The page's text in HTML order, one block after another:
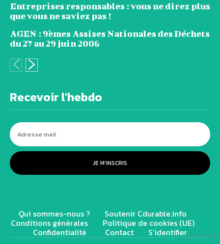
Entreprises responsables : vous ne direz plus
que vous ne saviez pas !
AGEN : 9èmes Assises Nationales des Déchets
du 27 au 29 juin 2006
Recevoir l'hebdo
JE M'INSCRIS
Qui sommes-nous ? Soutenir Cdurable.info
Conditions générales Politique de cookies (UE)
Confidentialité Contact S’identifier